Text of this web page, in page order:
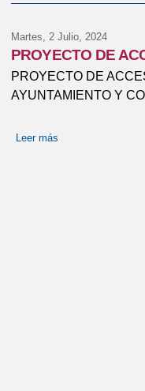
ESCOLARES"
ENCUESTA: “PERFIL
Martes, 2 Julio, 2024
PROYECTO DE
PROYECTO DE
AYUNTAMIENTO Y
Leer más